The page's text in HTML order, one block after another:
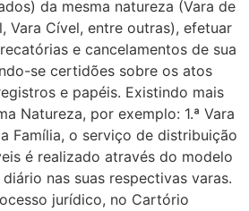
da mesma natureza (Vara de
Vara Cível, entre outras), efetuar
e cancelamentos de sua
se certidões sobre os atos
e papéis. Existindo mais
Natureza, por exemplo: 1.ª Vara
Família, o serviço de distribuição
é realizado através do modelo
nas suas respectivas varas.
jurídico, no Cartório